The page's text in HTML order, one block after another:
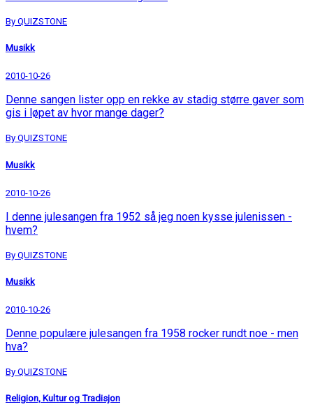
By QUIZSTONE
Musikk
2010-10-26
Denne sangen lister opp en rekke av stadig større gaver som
gis i løpet av hvor mange dager?
By QUIZSTONE
Musikk
2010-10-26
I denne julesangen fra 1952 så jeg noen kysse julenissen -
hvem?
By QUIZSTONE
Musikk
2010-10-26
Denne populære julesangen fra 1958 rocker rundt noe - men
hva?
By QUIZSTONE
Religion, Kultur og Tradisjon